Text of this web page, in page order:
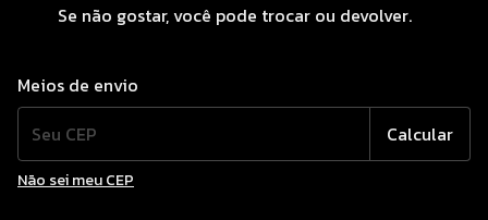
Se não gostar, você pode trocar ou devolver.
Entregas para o CEP:
Meios de envio
Calcular
Não sei meu CEP